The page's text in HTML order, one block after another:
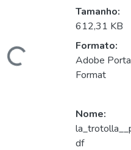
Carregando...
Tamanho:
612,31 KB
Formato:
Adobe
Format
Nome:
df